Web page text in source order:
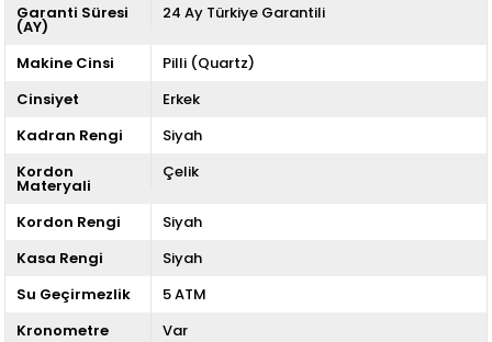
Garanti Süresi
(AY)
24 Ay Türkiye Garantili
Makine Cinsi
Pilli (Quartz)
Cinsiyet
Erkek
Kadran Rengi
Siyah
Kordon
Materyali
Çelik
Kordon Rengi
Siyah
Kasa Rengi
Siyah
Su Geçirmezlik
5 ATM
Kronometre
Var